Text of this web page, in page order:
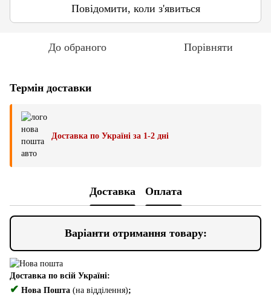
Повідомити, коли з'явиться
До обраного Порівняти
Термін доставки
Доставка по Україні за 1-2 дні
Доставка Оплата
Варіанти отримання товару:
Доставка по всій Україні:
✔ Нова Пошта (на відділення);